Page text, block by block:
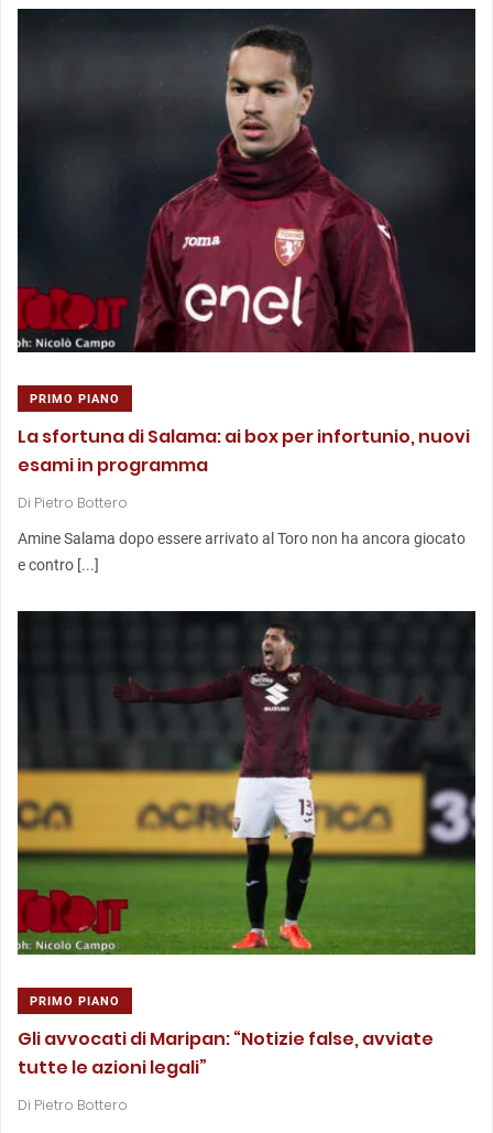
PRIMO PIANO
La sfortuna di Salama: ai box per infortunio, nuovi
esami in programma
Di Pietro Bottero
Amine Salama dopo essere arrivato al Toro non ha ancora giocato
e contro [...]
PRIMO PIANO
Gli avvocati di Maripan: “Notizie false, avviate
tutte le azioni legali”
Di Pietro Bottero